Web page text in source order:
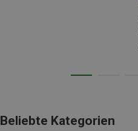
Beliebte Kategorien